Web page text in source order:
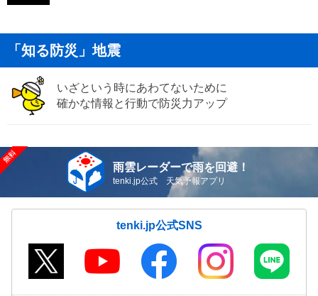
「知る防災」地震
いざという時にあわてないために
確かな情報と行動で防災力アップ
雨雲レーダーで雨を回避！
tenki.jp公式 天気予報アプリ
tenki.jp公式SNS